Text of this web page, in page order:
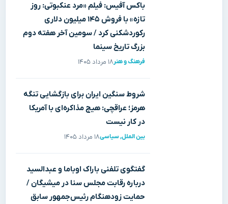
باکس آفیس: فیلم «مرد عنکبوتی: روز
تازه» با فروش ۱۴۵ میلیون دلاری
رکوردشکنی کرد / سومین آخر هفته دوم
بزرگ تاریخ سینما
فرهنگ و هنر۱۸ مرداد ۱۴۰۵
شروط سنگین ایران برای بازگشایی تنگه
هرمز؛ عراقچی: هیچ مذاکره‌ای با آمریکا
در کار نیست
بین الملل,سیاسی۱۸ مرداد ۱۴۰۵
گفتگوی تلفنی باراک اوباما و عبدالسید
درباره رقابت مجلس سنا در میشیگان /
حمایت زودهنگام رئیس‌جمهور سابق